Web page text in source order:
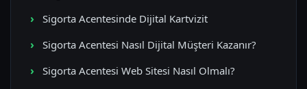
Sigorta Acentesinde Dijital Kartvizit
Sigorta Acentesi Nasıl Dijital Müşteri Kazanır?
Sigorta Acentesi Web Sitesi Nasıl Olmalı?